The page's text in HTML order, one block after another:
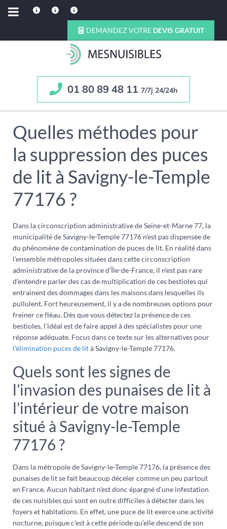
DEMANDEZ VOTRE DEVIS GRATUIT
01 80 89 48 11 7/7j 24/24h
Quelles méthodes pour
la suppression des puces
de lit à Savigny-le-Temple
77176 ?
Dans la circonscription administrative de Seine-et-Marne 77, la
municipalité de Savigny-le-Temple 77176 n’est pas dispensée de
du phénomène de contamination de puces de lit. En réalité dans
l’ensemble métropoles situées dans cette circonscription
administrative de la province d’Île-de-France, il n’est pas rare
d’entendre parler des cas de multiplication de ces bestioles qui
entrainent des dommages dans les maisons dans lesquelles ils
pullulent. Fort heureusement, il y a de nombreuses options pour
freiner ce fléau. Dès que vous détectez la présence de ces
bestioles, l’idéal est de faire appel à des spécialistes pour une
réponse adéquate. Focus dans ce texte sur les alternatives pour
l’élimination puces de lità Savigny-le-Temple 77176.
Quels sont les signes de
l’invasion des punaises de lit à
l’intérieur de votre maison
situé à Savigny-le-Temple
77176 ?
Dans la métropole de Savigny-le-Temple 77176, la présence des
punaises de lit se fait beaucoup déceler comme un peu partout
en France. Aucun habitant n’est donc épargné d’une infestation
de ces nuisibles qui sont en outre difficiles à détecter dans les
foyers et habitations. En effet, une puce de lit exerce une activité
nocturne, puisque c’est à cette période qu’elle descend de son